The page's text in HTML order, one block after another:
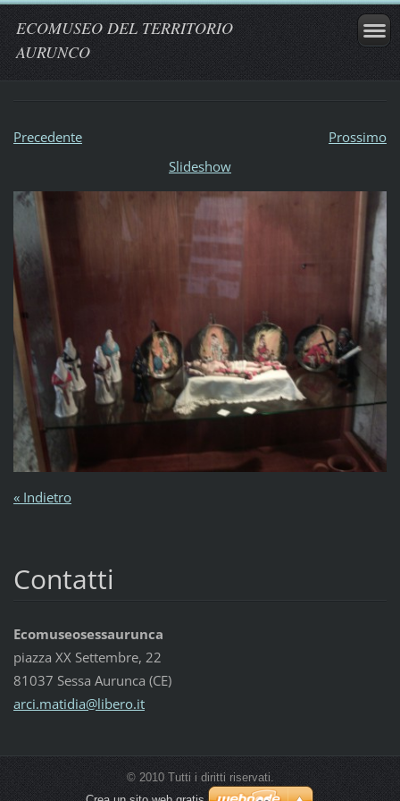
ECOMUSEO DEL TERRITORIO
AURUNCO
Precedente
Prossimo
Slideshow
« Indietro
Contatti
Ecomuseosessaurunca
piazza XX Settembre, 22
81037 Sessa Aurunca (CE)
arci.matidia@libero.it
© 2010 Tutti i diritti riservati.